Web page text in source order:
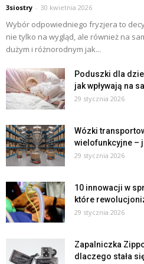
3siostry - 30 kwietnia 2026
Wybór odpowiedniego fryzjera to
nie tylko na wygląd, ale również na
dużym i różnorodnym jak...
Poduszki dla
jak wpływają na
29 stycznia 2026
Wózki
wielofunkcyjne –
29 stycznia 2026
10 innowacji w
które
29 stycznia 2026
Zapalniczka
dlaczego stała